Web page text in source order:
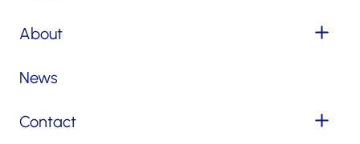
About
News
Contact